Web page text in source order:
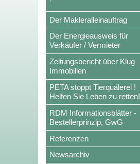
´
Der Makleralleinauftrag
Der Energieausweis für
Verkäufer / Vermieter
Zeitungsbericht über Klug
Immobilien
PETA stoppt Tierquälerei !
Helfen Sie Leben zu retten!
RDM Informationsblätter -
Bestellerprinzip, GwG
Referenzen
Newsarchiv